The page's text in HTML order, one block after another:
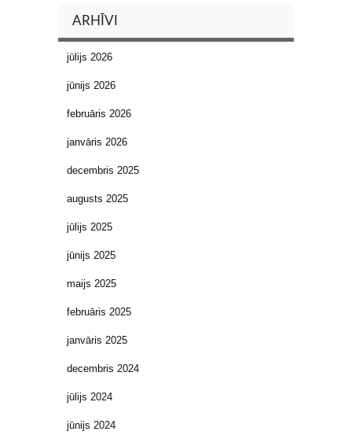
ARHĪVI
jūlijs 2026
jūnijs 2026
februāris 2026
janvāris 2026
decembris 2025
augusts 2025
jūlijs 2025
jūnijs 2025
maijs 2025
februāris 2025
janvāris 2025
decembris 2024
jūlijs 2024
jūnijs 2024